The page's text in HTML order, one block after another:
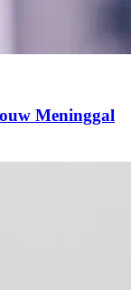
Meninggal